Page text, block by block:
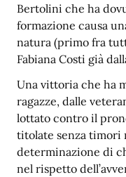
Bertolini che ha
formazione causa
natura (primo fra
Fabiana Costi già
Una vittoria che ha
ragazze, dalle
lottato contro il
titolate senza timori
determinazione di
nel rispetto